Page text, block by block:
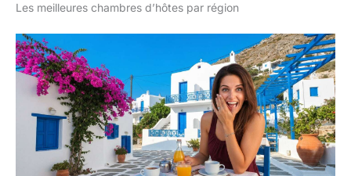
Les meilleures chambres d’hôtes par région